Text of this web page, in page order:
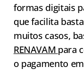
formas digitais
que facilita
muitos casos,
RENAVAM para
o pagamento